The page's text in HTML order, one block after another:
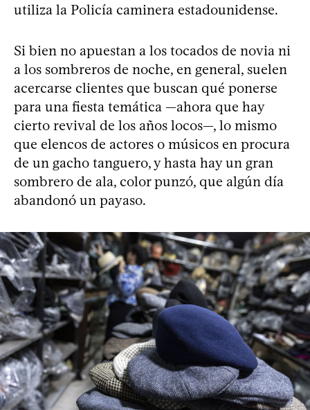
utiliza la Policía caminera estadounidense.
Si bien no apuestan a los tocados de novia ni
a los sombreros de noche, en general, suelen
acercarse clientes que buscan qué ponerse
para una fiesta temática —ahora que hay
cierto revival de los años locos—, lo mismo
que elencos de actores o músicos en procura
de un gacho tanguero, y hasta hay un gran
sombrero de ala, color punzó, que algún día
abandonó un payaso.